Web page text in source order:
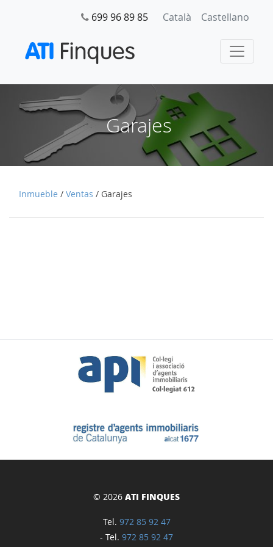
699 96 89 85 Català Castellano
Garajes
Inmueble / Ventas / Garajes
© 2026 ATI FINQUES
Tel. 972 85 92 47
- Tel. 972 85 92 47